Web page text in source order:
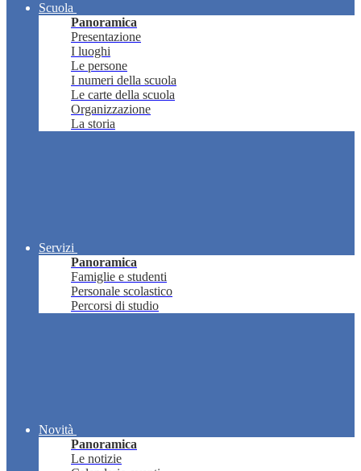
Scuola
Panoramica
Presentazione
I luoghi
Le persone
I numeri della scuola
Le carte della scuola
Organizzazione
La storia
Servizi
Panoramica
Famiglie e studenti
Personale scolastico
Percorsi di studio
Novità
Panoramica
Le notizie